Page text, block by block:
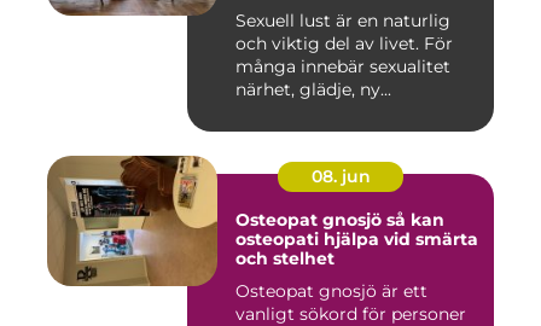
Sexuell lust är en naturlig
och viktig del av livet. För
många innebär sexualitet
närhet, glädje, ny...
08. jun
Osteopat gnosjö så kan
osteopati hjälpa vid smärta
och stelhet
Osteopat gnosjö är ett
vanligt sökord för personer